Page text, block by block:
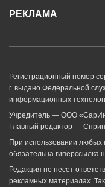
РЕКЛАМА
Регистрационный номер
г. выдано Федеральной
информационных
Учредитель — ООО
Главный редактор —
При использовании
обязательна гиперссылка
Редакция не несет
рекламных материалах.